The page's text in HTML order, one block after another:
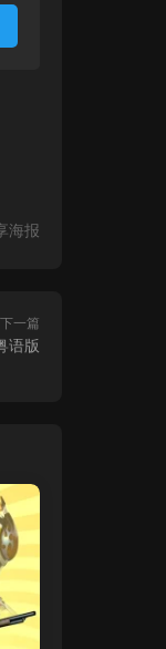
海报
下一篇
语版